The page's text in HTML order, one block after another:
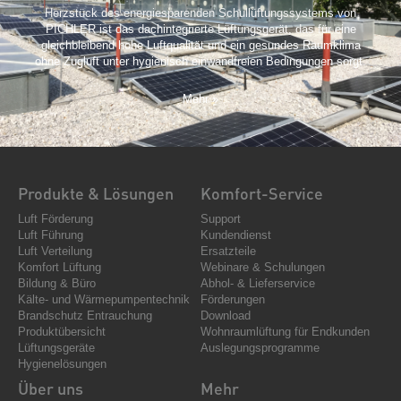
Herzstück des energiesparenden Schullüftungssystems von
PICHLER ist das dachintegrierte Lüftungsgerät, das für eine
gleichbleibend hohe Luftqualität und ein gesundes Raumklima
ohne Zugluft unter hygienisch einwandfreien Bedingungen sorgt.
Mehr »
Produkte & Lösungen
Luft Förderung
Luft Führung
Luft Verteilung
Komfort Lüftung
Bildung & Büro
Kälte- und Wärmepumpentechnik
Brandschutz Entrauchung
Produktübersicht
Lüftungsgeräte
Hygienelösungen
Komfort-Service
Support
Kundendienst
Ersatzteile
Webinare & Schulungen
Abhol- & Lieferservice
Förderungen
Download
Wohnraumlüftung für Endkunden
Auslegungsprogramme
Über uns Mehr